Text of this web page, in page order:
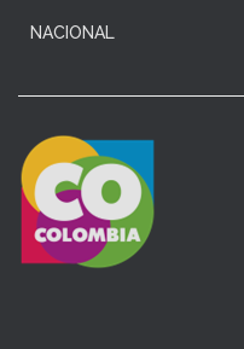
NACIONAL